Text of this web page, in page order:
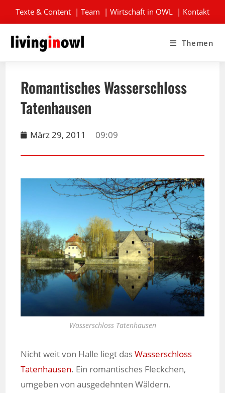
Texte & Content | Team | Wirtschaft in OWL | Kontakt
Themen
Romantisches Wasserschloss
Tatenhausen
März 29, 2011 09:09
Wasserschloss Tatenhausen
Nicht weit von Halle liegt dasWasserschloss
Tatenhausen. Ein romantisches Fleckchen,
umgeben von ausgedehnten Wäldern.